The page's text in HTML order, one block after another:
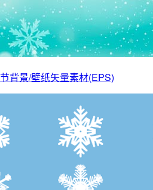
背景/壁纸矢量素材(EPS)